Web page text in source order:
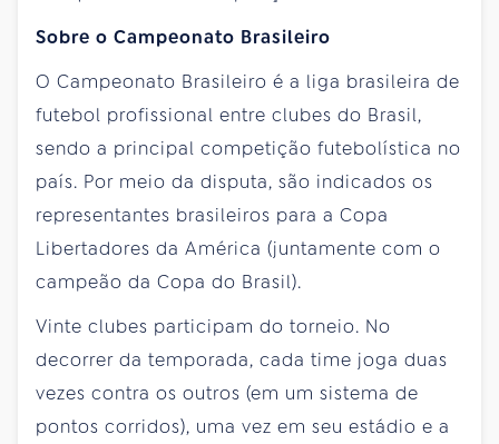
Sobre o Campeonato Brasileiro
O Campeonato Brasileiro é a liga brasileira de
futebol profissional entre clubes do Brasil,
sendo a principal competição futebolística no
país. Por meio da disputa, são indicados os
representantes brasileiros para a Copa
Libertadores da América (juntamente com o
campeão da Copa do Brasil).
Vinte clubes participam do torneio. No
decorrer da temporada, cada time joga duas
vezes contra os outros (em um sistema de
pontos corridos), uma vez em seu estádio e a